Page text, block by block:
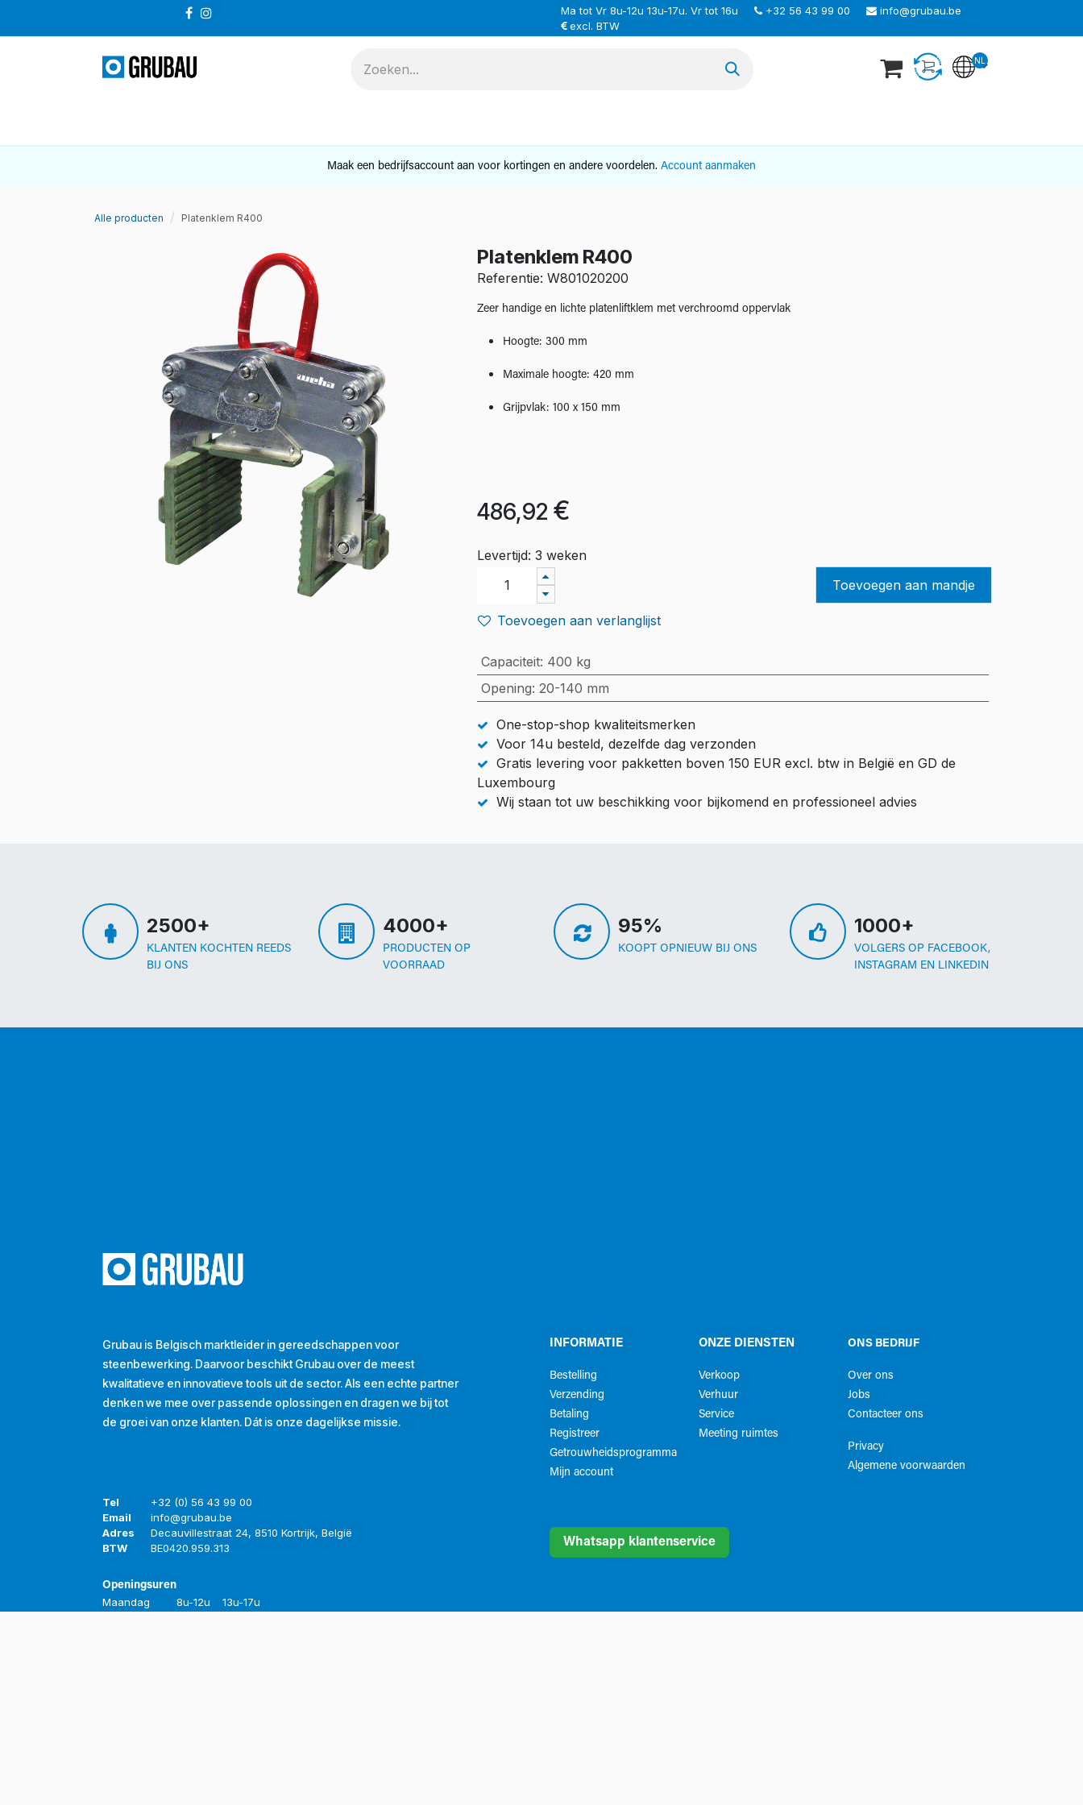
Ma tot Vr 8u-12u 13u-17u. Vr tot 16u +32 56 43 99 00
info@grubau.be
excl. BTW
NL
Maak een bedrijfsaccount aan voor kortingen en andere voordelen. Account aanmaken
Alle producten Platenklem R400
Platenklem R400
Referentie: W801020200
Zeer handige en lichte platenliftklem met verchroomd oppervlak
Hoogte: 300 mm
Maximale hoogte: 420 mm
Grijpvlak: 100 x 150 mm
486,92 €
Levertijd: 3 weken
Toevoegen aan mandje
Toevoegen aan verlanglijst
Capaciteit: 400 kg
Opening: 20-140 mm
One-stop-shop kwaliteitsmerken
Voor 14u besteld, dezelfde dag verzonden
Gratis levering voor pakketten boven 150 EUR excl. btw in België en GD de
Luxembourg
Wij staan tot uw beschikking voor bijkomend en professioneel advies
2500+
KLANTEN KOCHTEN REEDS
BIJ ONS
4000+
PRODUCTEN OP
VOORRAAD
95%
KOOPT OPNIEUW BIJ ONS
1000+
VOLGERS OP FACEBOOK,
INSTAGRAM EN LINKEDIN
INFORMATIE
Bestelling
Verzending
Betaling
Registreer
Getrouwheidsprogramma
Mijn account
ONZE DIENSTEN
Verkoop
Verhuur
Service
Meeting ruimtes
ONS BEDRIJF
Over ons
Jobs
Contacteer ons
Privacy
Algemene voorwaarden​
Whatsapp klantenservice
Grubau is Belgisch marktleider in gereedschappen voor
steenbewerking. Daarvoor beschikt Grubau over de meest
kwalitatieve en innovatieve tools uit de sector. Als een echte partner
denken we mee over passende oplossingen en dragen we bij tot
de groei van onze klanten. Dát is onze dagelijkse missie.
Tel
+32 (0) 56 43 99 00
Email
info@grubau.be
Adres
Decauvillestraat 24, 8510 Kortrijk, België
BTW
BE0420.959.313
Openingsuren
Maandag 8u-12u
13u-17u